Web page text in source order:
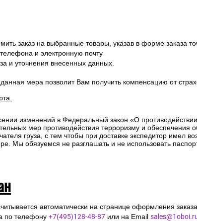
заказ на выбранные товары, указав в форме заказа
и электронную почту
и уточнения внесенных данных.
мера позволит Вам получить компенсацию от
изменений в Федеральный закон «О
мер противодействия терроризму и обеспечения
груза, с тем чтобы при доставке экспедитор имел
Мы обязуемся не разглашать и не использовать
автоматически на странице оформления заказа.
по телефону +7(495)128-48-87 или на Email